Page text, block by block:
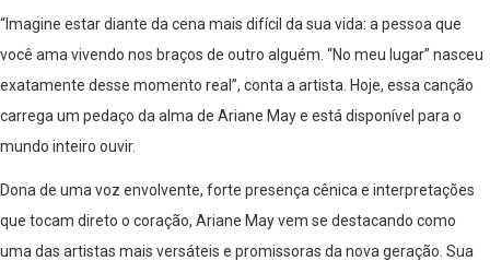
“Imagine estar diante da cena mais difícil da sua vida: a pessoa que
você ama vivendo nos braços de outro alguém. “No meu lugar” nasceu
exatamente desse momento real”, conta a artista. Hoje, essa canção
carrega um pedaço da alma de Ariane May e está disponível para o
mundo inteiro ouvir.
Dona de uma voz envolvente, forte presença cênica e interpretações
que tocam direto o coração, Ariane May vem se destacando como
uma das artistas mais versáteis e promissoras da nova geração. Sua